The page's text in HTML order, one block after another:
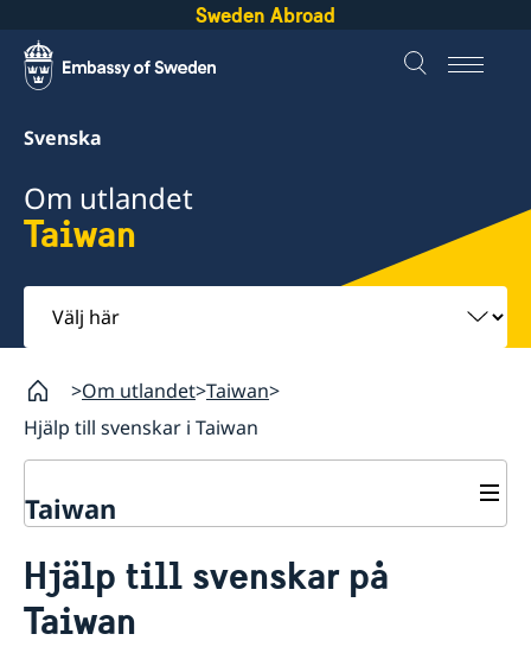
Sweden Abroad
Svenska
Om utlandet
Taiwan
Välj
här
Om utlandet Taiwan
Hjälp till svenskar i Taiwan
Taiwan
Hjälp till svenskar i Taiwan
Rösta i Taiwan
Konsulär service till svenskar utomlands
Reseinformation
Hjälp till svenskar på
Taiwan